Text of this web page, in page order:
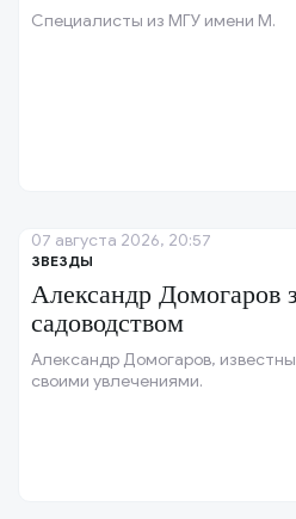
Специалисты из МГУ имени М.
ЗВЕЗДЫ
Александр Домогаров
садоводством
Александр Домогаров,
своими увлечениями.
07 августа 2026, 20:57